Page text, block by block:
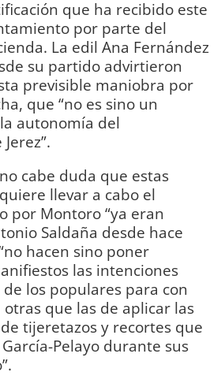
que ha recibido este
por parte del
La edil Ana Fernández
su partido advirtieron
previsible maniobra por
que “no es sino un
autonomía del
cabe duda que estas
llevar a cabo el
por Montoro “ya eran
Saldaña desde hace
hacen sino poner
las intenciones
los populares para con
otras que las de aplicar las
tijeretazos y recortes que
Pelayo durante sus